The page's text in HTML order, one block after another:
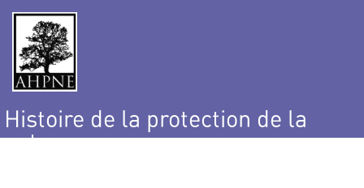
Histoire de la protection de la
nature